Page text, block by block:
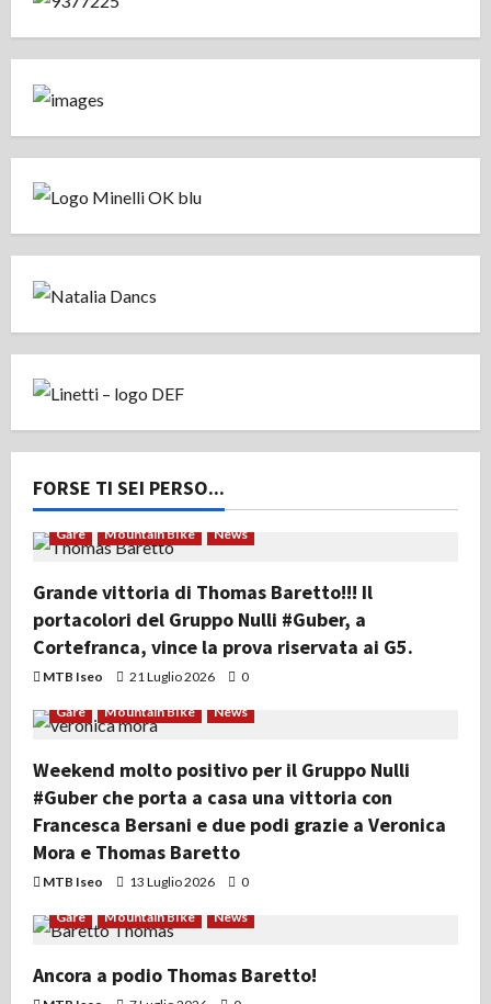
FORSE TI SEI PERSO...
Gare Mountain Bike News
Grande vittoria di Thomas Baretto!!! Il
portacolori del Gruppo Nulli #Guber, a
Cortefranca, vince la prova riservata ai G5.
MTB Iseo 21 Luglio 2026 0
Gare Mountain Bike News
Weekend molto positivo per il Gruppo Nulli
#Guber che porta a casa una vittoria con
Francesca Bersani e due podi grazie a Veronica
Mora e Thomas Baretto
MTB Iseo 13 Luglio 2026 0
Gare Mountain Bike News
Ancora a podio Thomas Baretto!